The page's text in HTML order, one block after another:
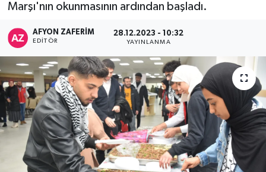
Marşı'nın okunmasının ardından başladı.
AFYON ZAFERİM
EDITÖR
28.12.2023 - 10:32
YAYINLANMA